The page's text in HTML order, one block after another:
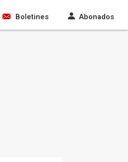
Boletines Abonados